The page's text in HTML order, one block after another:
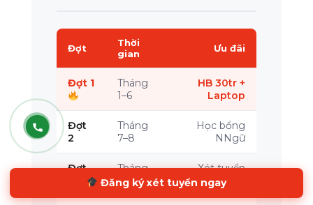
Đợt
Thời
gian
Ưu đãi
Đợt 1
Tháng
1–6
HB 30tr +
Laptop
Đợt
2
Tháng
7–8
Học bổng
NNgữ
Đợt
Tháng
9–10
Xét tuyển
thường
Đăng ký xét tuyển ngay